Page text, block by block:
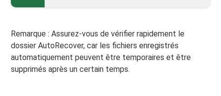
Remarque : Assurez-vous de vérifier rapidement le
dossier AutoRecover, car les fichiers enregistrés
automatiquement peuvent être temporaires et être
supprimés après un certain temps.